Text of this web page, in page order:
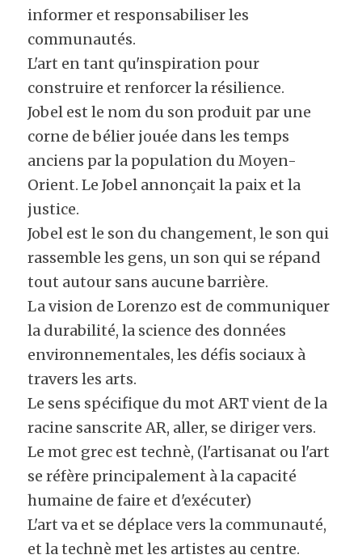
informer et responsabiliser les
communautés.
L'art en tant qu'inspiration pour
construire et renforcer la résilience.
Jobel est le nom du son produit par une
corne de bélier jouée dans les temps
anciens par la population du Moyen-
Orient. Le Jobel annonçait la paix et la
justice.
Jobel est le son du changement, le son qui
rassemble les gens, un son qui se répand
tout autour sans aucune barrière.
La vision de Lorenzo est de communiquer
la durabilité, la science des données
environnementales, les défis sociaux à
travers les arts.
Le sens spécifique du mot ART vient de la
racine sanscrite AR, aller, se diriger vers.
Le mot grec est technè, (l'artisanat ou l'art
se réfère principalement à la capacité
humaine de faire et d'exécuter)
L'art va et se déplace vers la communauté,
et la technè met les artistes au centre.